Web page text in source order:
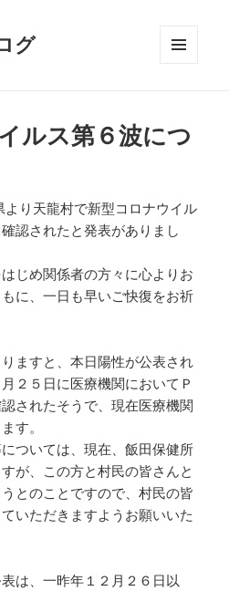
グ
ルス第６波につ
り天龍村で新型コロナウイル
認されたと発表がありまし
じめ関係者の方々に心よりお
に、一日も早いご快復をお祈
ますと、本日陽性が公表され
２５日に医療機関においてＰ
されたそうで、現在医療機関
す。
ついては、現在、飯田保健所
が、この方と村民の皆さんと
とのことですので、村民の皆
いただきますようお願いいた
は、一昨年１２月２６日以